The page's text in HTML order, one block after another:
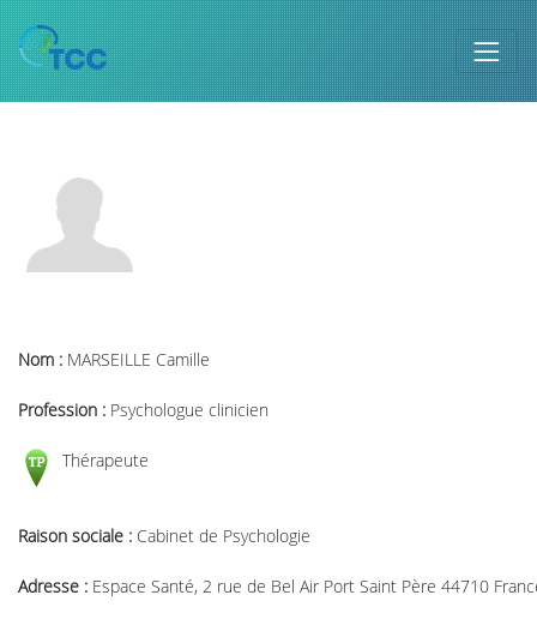
Nom : MARSEILLE Camille
Profession : Psychologue clinicien
Thérapeute
Raison sociale : Cabinet de Psychologie
Adresse : Espace Santé, 2 rue de Bel Air Port Saint Père 44710